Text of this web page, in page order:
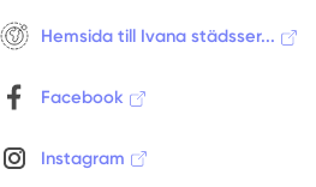
Hemsida till Ivana städsser...
Facebook
Instagram